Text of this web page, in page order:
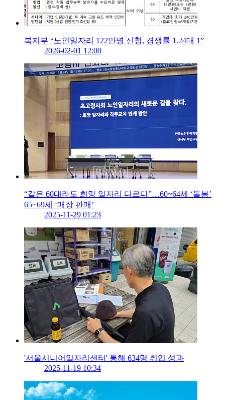
복지부 “노인일자리 122만명 신청, 경쟁률 1.24대 1”
2026-02-01 12:00
“같은 60대라도 희망 일자리 다르다”…60~64세 ‘돌봄’
65~69세 ‘매장 판매’
2025-11-29 01:23
'서울시니어일자리센터' 통해 634명 취업 성과
2025-11-19 10:34